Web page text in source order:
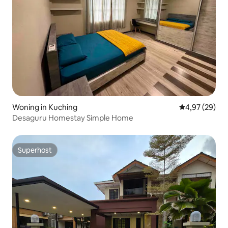
Woning in Kuching Gemiddelde
4,97 (29)
Desaguru Homestay Simple Home
Superhost
Superhost